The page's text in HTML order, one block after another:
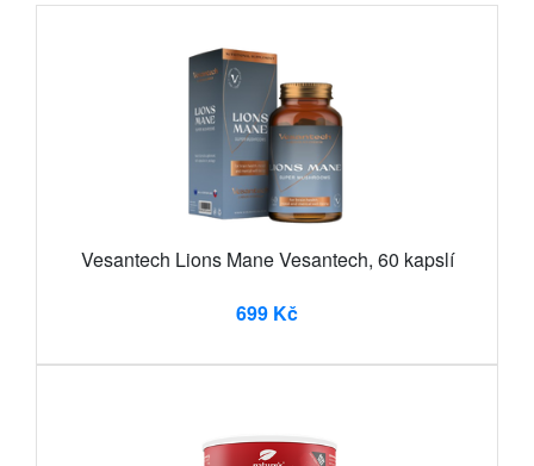
Vesantech Lions Mane Vesantech, 60 kapslí
699 Kč